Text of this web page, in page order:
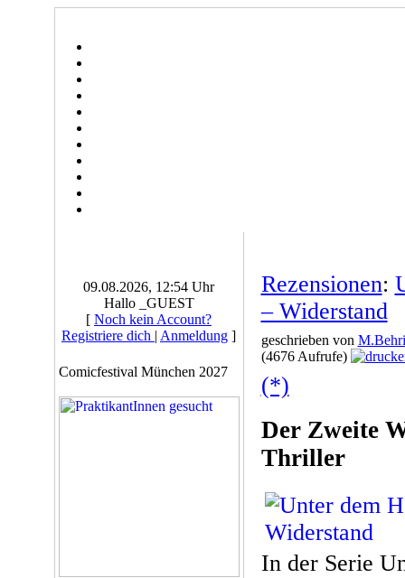
09.08.2026, 12:54 Uhr
Hallo _GUEST
[ Noch kein Account?
Registriere dich | Anmeldung ]
Comicfestival München 2027
Rezensionen:
– Widerstand
geschrieben von
(4676 Aufrufe)
(*)
Der Zweite
Thriller
In der Serie